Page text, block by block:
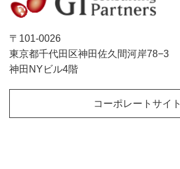
〒101-0026
東京都千代田区神田佐久間河岸78−3
神田NYビル4階
コーポレートサイト